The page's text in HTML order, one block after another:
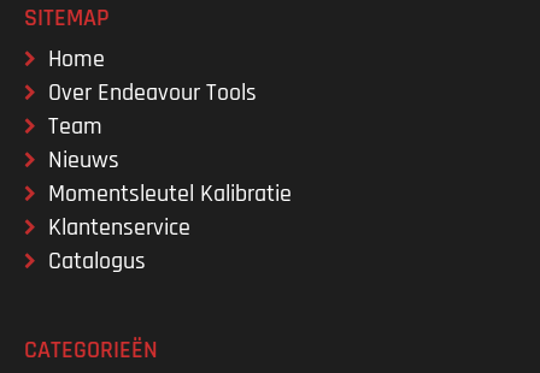
SITEMAP
Home
Over Endeavour Tools
Team
Nieuws
Momentsleutel Kalibratie
Klantenservice
Catalogus
CATEGORIEËN